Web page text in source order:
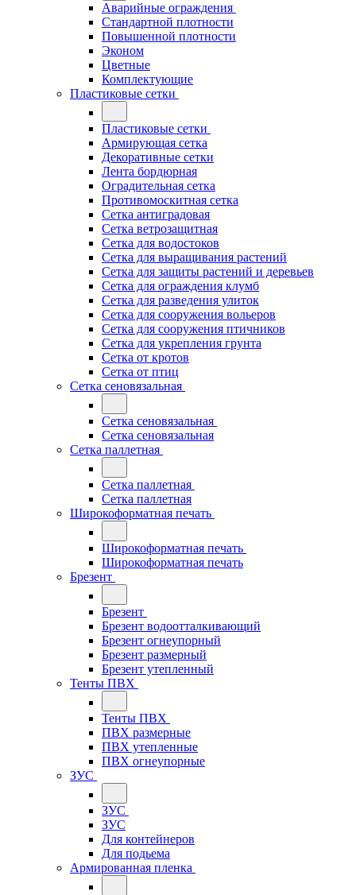
Аварийные ограждения
Стандартной плотности
Повышенной плотности
Эконом
Цветные
Комплектующие
Пластиковые сетки
Пластиковые сетки
Армирующая сетка
Декоративные сетки
Лента бордюрная
Оградительная сетка
Противомоскитная сетка
Сетка антиградовая
Сетка ветрозащитная
Сетка для водостоков
Сетка для выращивания растений
Сетка для защиты растений и деревьев
Сетка для ограждения клумб
Сетка для разведения улиток
Сетка для сооружения вольеров
Сетка для сооружения птичников
Сетка для укрепления грунта
Сетка от кротов
Сетка от птиц
Сетка сеновязальная
Сетка сеновязальная
Сетка сеновязальная
Сетка паллетная
Сетка паллетная
Сетка паллетная
Широкоформатная печать
Широкоформатная печать
Широкоформатная печать
Брезент
Брезент
Брезент водоотталкивающий
Брезент огнеупорный
Брезент размерный
Брезент утепленный
Тенты ПВХ
Тенты ПВХ
ПВХ размерные
ПВХ утепленные
ПВХ огнеупорные
ЗУС
ЗУС
ЗУС
Для контейнеров
Для подьема
Армированная пленка